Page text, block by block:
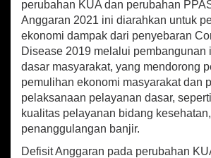
perubahan KUA dan perubahan
Anggaran 2021 ini diarahkan untuk
ekonomi dampak dari penyebaran
Disease 2019 melalui pembangunan
dasar masyarakat, yang mendorong
pemulihan ekonomi masyarakat dan
pelaksanaan pelayanan dasar,
kualitas pelayanan bidang
penanggulangan banjir.
Defisit Anggaran pada perubahan